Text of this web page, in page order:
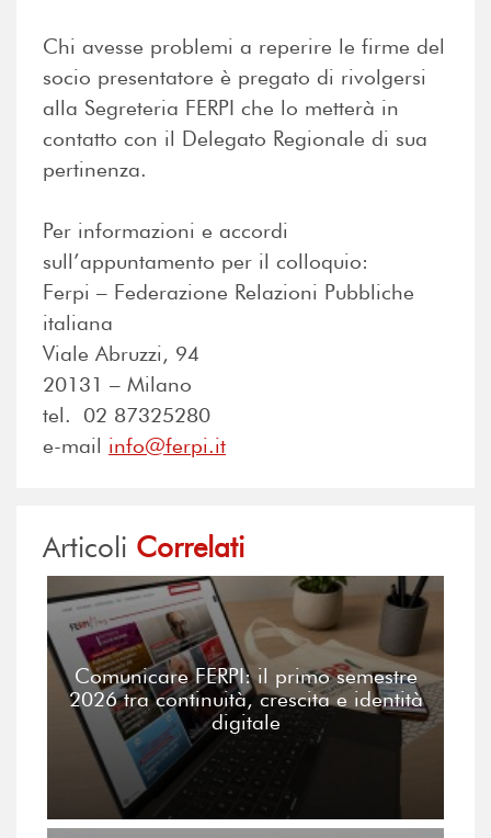
Chi avesse problemi a reperire le firme del
socio presentatore è pregato di rivolgersi
alla Segreteria FERPI che lo metterà in
contatto con il Delegato Regionale di sua
pertinenza.
Per informazioni e accordi
sull’appuntamento per il colloquio:
Ferpi – Federazione Relazioni Pubbliche
italiana
Viale Abruzzi, 94
20131 – Milano
tel. 02 87325280
e-mail info@ferpi.it
Articoli Correlati
Comunicare FERPI: il primo semestre
2026 tra continuità, crescita e identità
digitale